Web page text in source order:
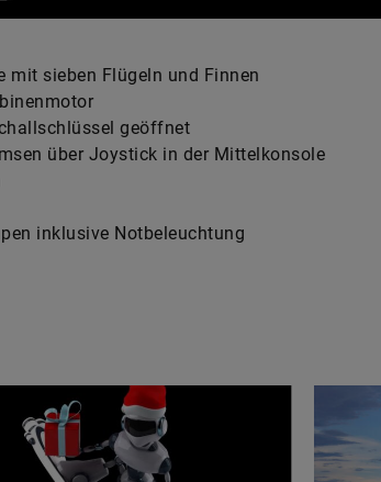
mit sieben Flügeln und Finnen
geöffnet
über Joystick in der Mittelkonsole
inklusive Notbeleuchtung